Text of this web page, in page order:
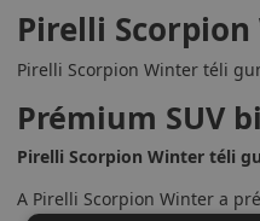
Pirelli
Pirelli Scorpion Winter téli
Prémium SUV
Pirelli Scorpion Winter téli
A Pirelli Scorpion Winter a